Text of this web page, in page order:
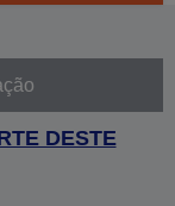
DESTE